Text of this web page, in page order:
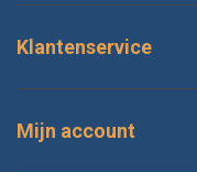
Klantenservice
Mijn account